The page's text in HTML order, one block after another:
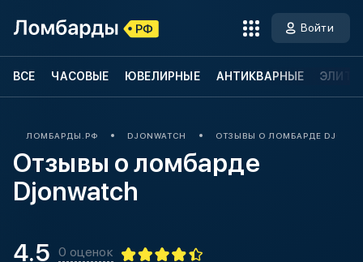
Войти
ВСЕ ЧАСОВЫЕ ЮВЕЛИРНЫЕ АНТИКВАРНЫЕ
ЛОМБАРДЫ.РФ DJONWATCH ОТЗЫВЫ О ЛОМБАРДЕ
Отзывы о ломбарде
Djonwatch
4.5 0 оценок